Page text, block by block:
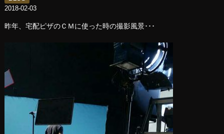
2018-02-03
昨年、宅配ピザのＣＭに使った時の撮影風景･･･